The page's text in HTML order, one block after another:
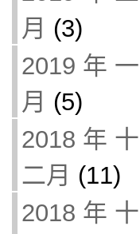
月 (3)
2019 年 一
月 (5)
2018 年 十
二月 (11)
2018 年 十